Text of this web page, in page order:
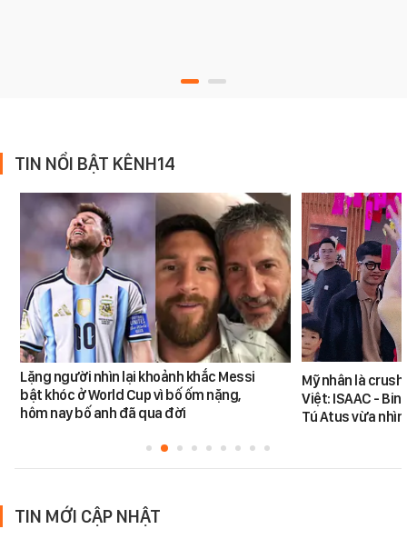
TIN NỔI BẬT KÊNH14
Lặng người nhìn lại khoảnh khắc Messi
bật khóc ở World Cup vì bố ốm nặng,
hôm nay bố anh đã qua đời
Mỹ nhân là
Việt: ISAAC -
Tú Atus vừa
TIN MỚI CẬP NHẬT